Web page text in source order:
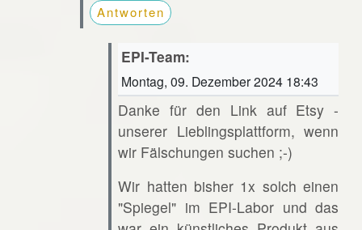
Antworten
EPI-Team:
Montag, 09. Dezember 2024 18:43
Danke für den Link auf Etsy -
unserer Lieblingsplattform, wenn
wir Fälschungen suchen ;-)
Wir hatten bisher 1x solch einen
"Spiegel" im EPI-Labor und das